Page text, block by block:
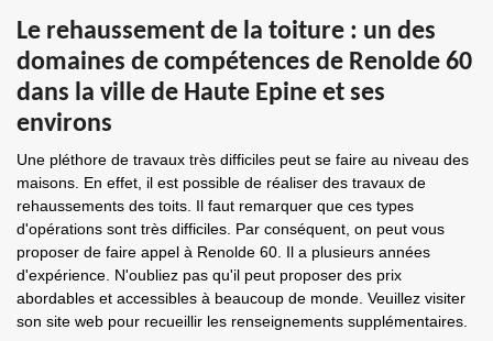
Le rehaussement de la toiture : un des
domaines de compétences de Renolde 60
dans la ville de Haute Epine et ses
environs
Une pléthore de travaux très difficiles peut se faire au niveau des
maisons. En effet, il est possible de réaliser des travaux de
rehaussements des toits. Il faut remarquer que ces types
d'opérations sont très difficiles. Par conséquent, on peut vous
proposer de faire appel à Renolde 60. Il a plusieurs années
d'expérience. N'oubliez pas qu'il peut proposer des prix
abordables et accessibles à beaucoup de monde. Veuillez visiter
son site web pour recueillir les renseignements supplémentaires.